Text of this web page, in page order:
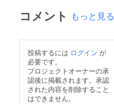
コメント もっと見る
投稿するには ログイン が
必要です。
プロジェクトオーナーの承
認後に掲載されます。承認
された内容を削除すること
はできません。